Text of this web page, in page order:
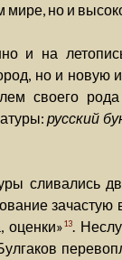
но и
и на
но и новую
своего
русский
сливались
оценки»13.